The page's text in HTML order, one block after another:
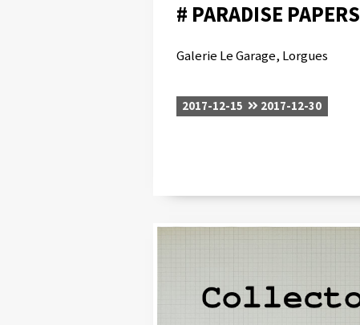
# PARADISE PAPERS
Galerie Le Garage, Lorgues
2017-12-15 2017-12-30